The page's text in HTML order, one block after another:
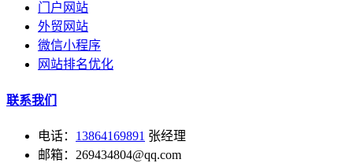
门户网站
外贸网站
微信小程序
网站排名优化
联系我们
电话： 13864169891 张经理
邮箱：269434804@qq.com